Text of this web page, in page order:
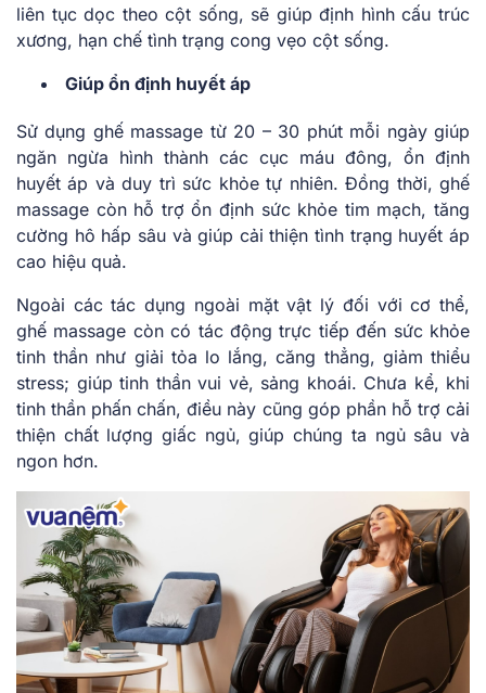
liên tục dọc theo cột sống, sẽ giúp định hình cấu trúc
xương, hạn chế tình trạng cong vẹo cột sống.
Giúp ổn định huyết áp
Sử dụng ghế massage từ 20 – 30 phút mỗi ngày giúp
ngăn ngừa hình thành các cục máu đông, ổn định
huyết áp và duy trì sức khỏe tự nhiên. Đồng thời, ghế
massage còn hỗ trợ ổn định sức khỏe tim mạch, tăng
cường hô hấp sâu và giúp cải thiện tình trạng huyết áp
cao hiệu quả.
Ngoài các tác dụng ngoài mặt vật lý đối với cơ thể,
ghế massage còn có tác động trực tiếp đến sức khỏe
tinh thần như giải tỏa lo lắng, căng thẳng, giảm thiểu
stress; giúp tinh thần vui vẻ, sảng khoái. Chưa kể, khi
tinh thần phấn chấn, điều này cũng góp phần hỗ trợ cải
thiện chất lượng giấc ngủ, giúp chúng ta ngủ sâu và
ngon hơn.